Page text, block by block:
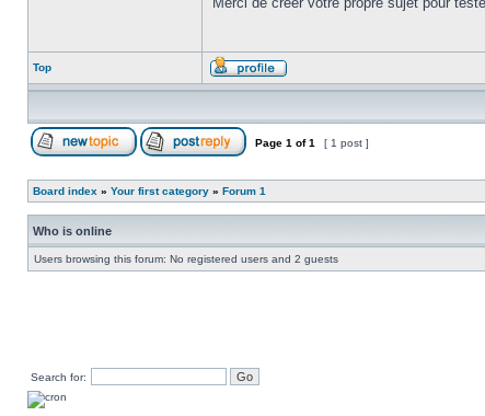
Top
Page 1 of1 [ 1 post ]
Board index » Your first category » Forum 1
Who is online
Users browsing this forum: No registered users and 2 guests
Search for: